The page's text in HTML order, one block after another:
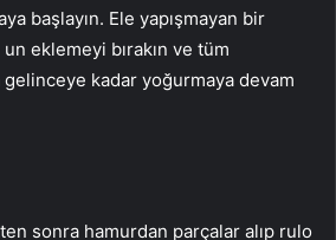
başlayın. Ele yapışmayan bir
eklemeyi bırakın ve tüm
kadar yoğurmaya devam
sonra hamurdan parçalar alıp rulo